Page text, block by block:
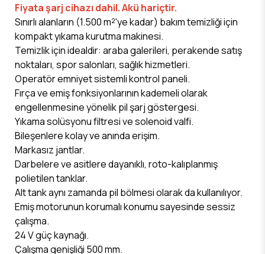
Fiyata şarj cihazı dahil. Akü hariçtir.
Sınırlı alanların (1.500 m²'ye kadar) bakım temizliği için
kompakt yıkama kurutma makinesi.
Temizlik için idealdir: araba galerileri, perakende satış
noktaları, spor salonları, sağlık hizmetleri.
Operatör emniyet sistemli kontrol paneli.
Fırça ve emiş fonksiyonlarının kademeli olarak
engellenmesine yönelik pil şarj göstergesi.
Yıkama solüsyonu filtresi ve solenoid valfi.
Bileşenlere kolay ve anında erişim.
Markasız jantlar.
Darbelere ve asitlere dayanıklı, roto-kalıplanmış
polietilen tanklar.
Alt tank aynı zamanda pil bölmesi olarak da kullanılıyor.
Emiş motorunun korumalı konumu sayesinde sessiz
çalışma.
24 V güç kaynağı.
Çalışma genişliği 500 mm.